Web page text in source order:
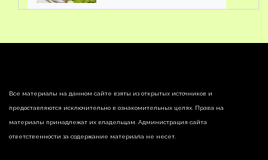
Все материалы на данном сайте взяты из открытых источников и
предоставляются исключительно в ознакомительных целях. Права на
материалы принадлежат их владельцам. Администрация сайта
ответственности за содержание материала не несет.